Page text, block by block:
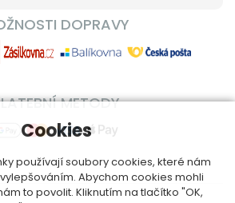
DOPRAVY
METODY
Cookies
používají soubory cookies, které nám
Abychom cookies mohli
to povolit. Kliknutím na tlačítko "OK,